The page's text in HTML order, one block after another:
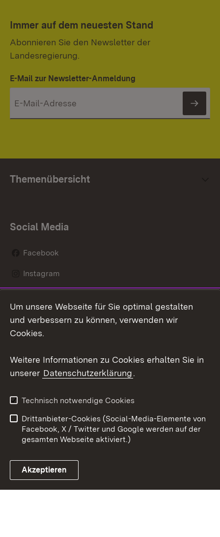
Immer auf dem neuesten Stand
Abonnieren Sie den Newsletter der
Landesregierung.
E-Mail zur Newsletter-Anmeldung
Themenübersicht
Social Media
Facebook
Instagram
Mastodon
Youtube
Link zum Landesportal
Kontakt
Datenschutz
Barrierefreiheit
Impressum Cookies
Um unsere Webseite für Sie optimal gestalten
und verbessern zu können, verwenden wir
Cookies.
Weitere Informationen zu Cookies erhalten Sie in
unserer Datenschutzerklärung.
Technisch notwendige Cookies
Drittanbieter-Cookies (Social-Media-Elemente von
Facebook, X / Twitter und Google werden auf der
gesamten Webseite aktiviert.)
Akzeptieren